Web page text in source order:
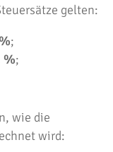
gelten:
;
%;
wie die
wird: